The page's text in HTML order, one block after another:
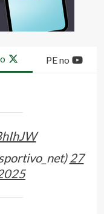
PE no
27